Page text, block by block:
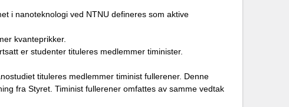
i nanoteknologi ved NTNU defineres som aktive
kvanteprikker.
er studenter tituleres medlemmer timinister.
tituleres medlemmer timinist fullerener. Denne
fra Styret. Timinist fullerener omfattes av samme vedtak